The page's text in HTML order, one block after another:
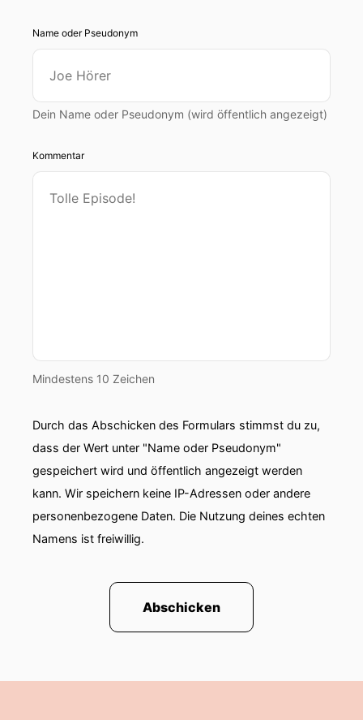
Name oder Pseudonym
Dein Name oder Pseudonym (wird öffentlich angezeigt)
Kommentar
Mindestens 10 Zeichen
Durch das Abschicken des Formulars stimmst du zu,
dass der Wert unter "Name oder Pseudonym"
gespeichert wird und öffentlich angezeigt werden
kann. Wir speichern keine IP-Adressen oder andere
personenbezogene Daten. Die Nutzung deines echten
Namens ist freiwillig.
Abschicken